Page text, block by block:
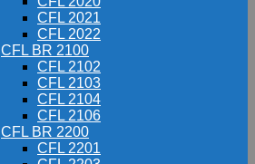
CFL 2021
CFL 2022
CFL BR 2100
CFL 2102
CFL 2103
CFL 2104
CFL 2106
CFL BR 2200
CFL 2201